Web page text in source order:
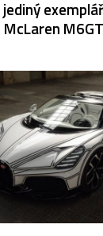
McLaren